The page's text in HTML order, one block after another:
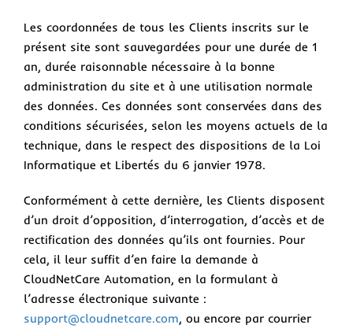
Les coordonnées de tous les Clients inscrits sur le
présent site sont sauvegardées pour une durée de 1
an, durée raisonnable nécessaire à la bonne
administration du site et à une utilisation normale
des données. Ces données sont conservées dans des
conditions sécurisées, selon les moyens actuels de la
technique, dans le respect des dispositions de la Loi
Informatique et Libertés du 6 janvier 1978.
Conformément à cette dernière, les Clients disposent
d’un droit d’opposition, d’interrogation, d’accès et de
rectification des données qu’ils ont fournies. Pour
cela, il leur suffit d’en faire la demande à
CloudNetCare Automation, en la formulant à
l’adresse électronique suivante :
support@cloudnetcare.com, ou encore par courrier